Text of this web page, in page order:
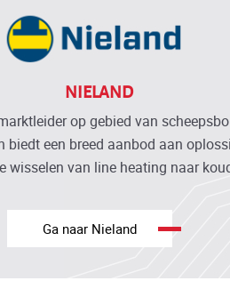
NIELAND
op gebied van
biedt een breed aanbod aan
wisselen van line heating naar
Ga naar Nieland